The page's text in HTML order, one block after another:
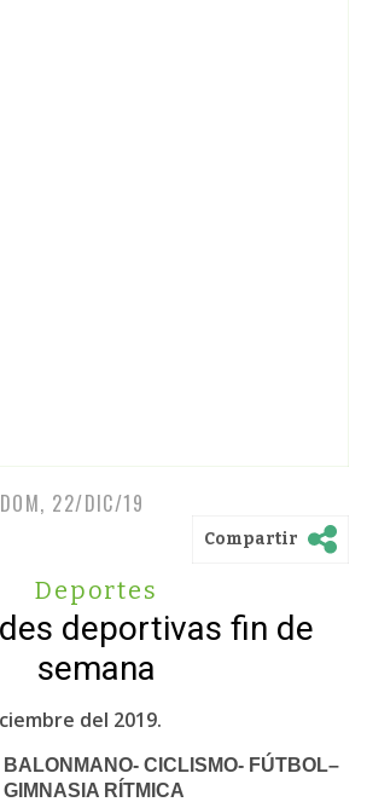
DOM, 22/DIC/19
Compartir
Deportes
deportivas fin de
semana
del 2019.
CICLISMO- FÚTBOL–
GIMNASIA RÍTMICA